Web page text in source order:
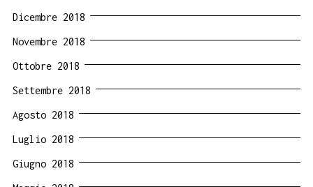
Dicembre 2018
Novembre 2018
Ottobre 2018
Settembre 2018
Agosto 2018
Luglio 2018
Giugno 2018